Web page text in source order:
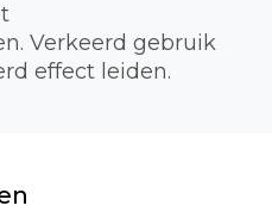
Verkeerd gebruik
effect leiden.